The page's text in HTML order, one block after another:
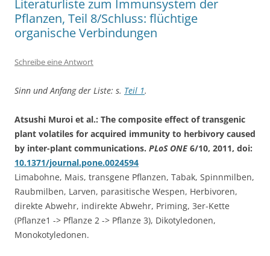
Literaturliste zum Immunsystem der
Pflanzen, Teil 8/Schluss: flüchtige
organische Verbindungen
Schreibe eine Antwort
Sinn und Anfang der Liste: s. Teil 1.
Atsushi Muroi et al.: The composite effect of transgenic
plant volatiles for acquired immunity to herbivory caused
by inter-plant communications. PLoS ONE 6/10, 2011, doi:
10.1371/journal.pone.0024594
Limabohne, Mais, transgene Pflanzen, Tabak, Spinnmilben,
Raubmilben, Larven, parasitische Wespen, Herbivoren,
direkte Abwehr, indirekte Abwehr, Priming, 3er-Kette
(Pflanze1 -> Pflanze 2 -> Pflanze 3), Dikotyledonen,
Monokotyledonen.